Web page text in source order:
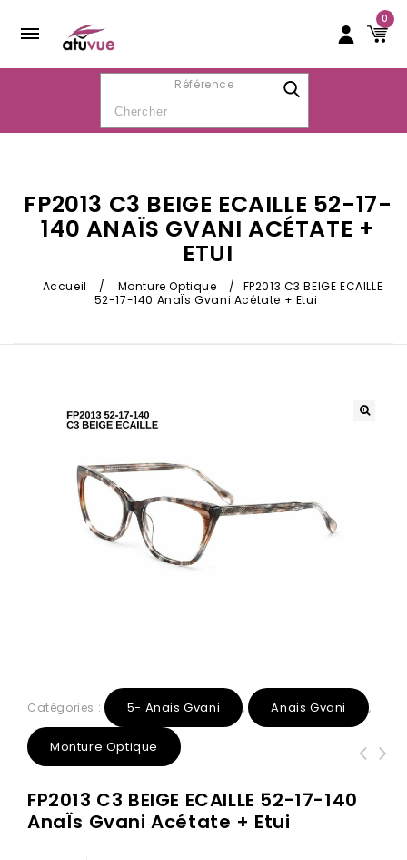
0
Référence
FP2013 C3 BEIGE ECAILLE 52-17-
140 ANAÏS GVANI ACÉTATE +
ETUI
Accueil / Monture Optique /
FP2013 C3 BEIGE ECAILLE
52-17-140 AnaÏs Gvani Acétate + Etui
Catégories : 5- Anais Gvani , Anais Gvani ,
Monture Optique
FP2013 C3 BEIGE ECAILLE 52-17-140
AnaÏs Gvani Acétate + Etui